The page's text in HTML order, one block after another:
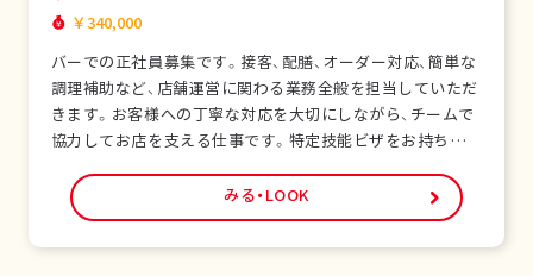
￥340,000
バーでの正社員募集です。接客、配膳、オーダー対応、簡単な
調理補助など、店舗運営に関わる業務全般を担当していただ
きます。お客様への丁寧な対応を大切にしながら、チームで
協力してお店を支える仕事です。特定技能ビザをお持ちの外
験の方でも研修制度があり、日本の飲食サービスを基礎から
学べます。正社員として安定した雇用形態で、長期的なキャ
リア形成が可能です。シフト制勤務で、現場…
みる・LOOK